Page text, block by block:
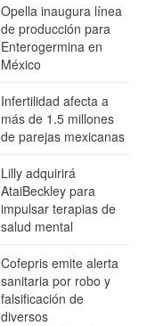
Opella inaugura línea
de producción para
Enterogermina en
México
Infertilidad afecta a
más de 1.5 millones
de parejas mexicanas
Lilly adquirirá
AtaiBeckley para
impulsar terapias de
salud mental
Cofepris emite alerta
sanitaria por robo y
falsificación de
diversos